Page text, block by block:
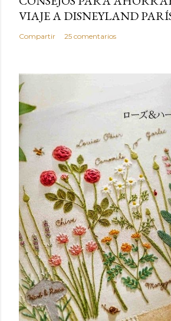
VIAJE A DISNEYLAND
Compartir 25 comentarios